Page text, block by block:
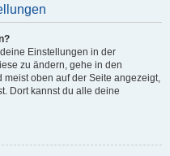
Einstellungen in der
zu ändern, gehe in den
meist oben auf der Seite angezeigt,
Dort kannst du alle deine